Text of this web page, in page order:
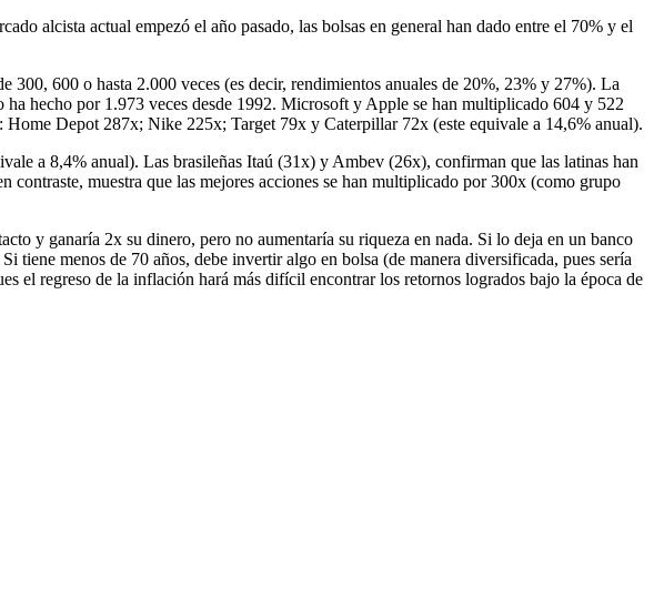
alcista actual empezó el año pasado, las bolsas en general han dado entre el 70% y el
300, 600 o hasta 2.000 veces (es decir, rendimientos anuales de 20%, 23% y 27%). La
hecho por 1.973 veces desde 1992. Microsoft y Apple se han multiplicado 604 y 522
Home Depot 287x; Nike 225x; Target 79x y Caterpillar 72x (este equivale a 14,6% anual).
a 8,4% anual). Las brasileñas Itaú (31x) y Ambev (26x), confirman que las latinas han
contraste, muestra que las mejores acciones se han multiplicado por 300x (como grupo
y ganaría 2x su dinero, pero no aumentaría su riqueza en nada. Si lo deja en un banco
tiene menos de 70 años, debe invertir algo en bolsa (de manera diversificada, pues sería
el regreso de la inflación hará más difícil encontrar los retornos logrados bajo la época de